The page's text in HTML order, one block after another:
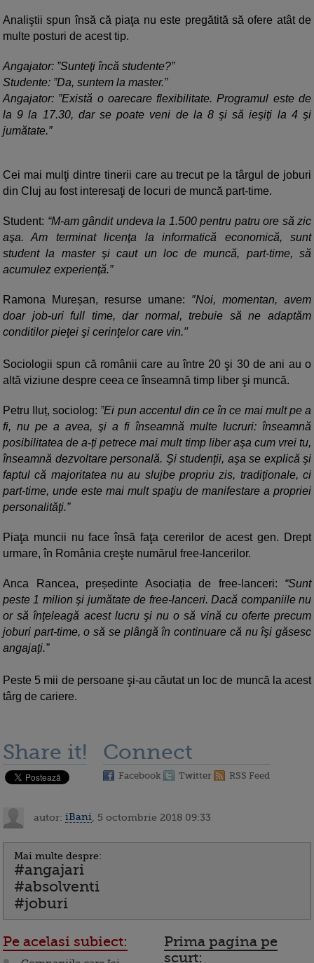
Analiştii spun însă că piaţa nu este pregătită să ofere atât de
multe posturi de acest tip.
Angajator: ”Sunteţi încă studente?”
Studente: ”Da, suntem la master.”
Angajator: ”Există o oarecare flexibilitate. Programul este de
la 9 la 17.30, dar se poate veni de la 8 şi să ieşiţi la 4 şi
jumătate.”
Cei mai mulţi dintre tinerii care au trecut pe la târgul de joburi
din Cluj au fost interesaţi de locuri de muncă part-time.
Student: “M-am gândit undeva la 1.500 pentru patru ore să zic
aşa. Am terminat licenţa la informatică economică, sunt
student la master şi caut un loc de muncă, part-time, să
acumulez experienţă.”
Ramona Mureșan, resurse umane: ″Noi, momentan, avem
doar job-uri full time, dar normal, trebuie să ne adaptăm
conditilor pieţei şi cerinţelor care vin.′′
Sociologii spun că românii care au între 20 şi 30 de ani au o
altă viziune despre ceea ce înseamnă timp liber şi muncă.
Petru Iluț, sociolog: ”Ei pun accentul din ce în ce mai mult pe a
fi, nu pe a avea, şi a fi înseamnă multe lucruri: înseamnă
posibilitatea de a-ţi petrece mai mult timp liber aşa cum vrei tu,
înseamnă dezvoltare personală. Şi studenţii, aşa se explică şi
faptul că majoritatea nu au slujbe propriu zis, tradiţionale, ci
part-time, unde este mai mult spaţiu de manifestare a propriei
personalităţi.”
Piaţa muncii nu face însă faţa cererilor de acest gen. Drept
urmare, în România creşte numărul free-lancerilor.
Anca Rancea, președinte Asociația de free-lanceri: “Sunt
peste 1 milion şi jumătate de free-lanceri. Dacă companiile nu
or să înţeleagă acest lucru şi nu o să vină cu oferte precum
joburi part-time, o să se plângă în continuare că nu îşi găsesc
angajaţi.”
Peste 5 mii de persoane şi-au căutat un loc de muncă la acest
târg de cariere.
Share it! Connect
Facebook Twitter RSS Feed
autor: iBani , 5 octombrie 2018 09:33
Mai multe despre:
#angajari
#absolventi
#joburi
Pe acelasi subiect:
Prima pagina pe
scurt: